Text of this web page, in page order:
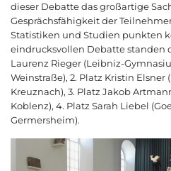
dieser Debatte das großartige
Gesprächsfähigkeit der
Statistiken und Studien punkten
eindrucksvollen Debatte standen
Laurenz Rieger (Leibniz-
Weinstraße), 2. Platz Kristin
Kreuznach), 3. Platz Jakob
Koblenz), 4. Platz Sarah Liebel
Germersheim).